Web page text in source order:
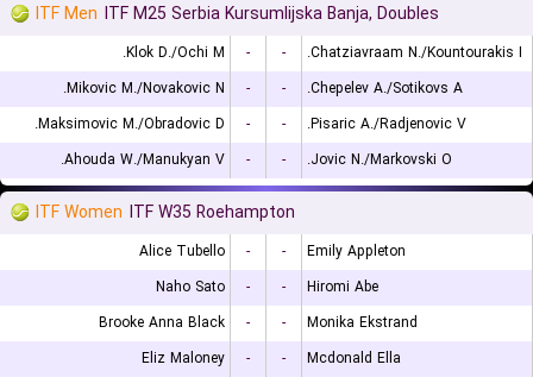
ITF Men ITF M25 Serbia Kursumlijska Banja, Doubles
Klok D./Ochi M. - -
Chatziavraam N./Kountourakis I.
Mikovic M./Novakovic N.
- -
Chepelev A./Sotikovs A.
Maksimovic M./Obradovic D.
- -
Pisaric A./Radjenovic V.
Ahouda W./Manukyan V.
- - Jovic N./Markovski O.
ITF Women ITF W35 Roehampton
Alice Tubello - -
Emily Appleton
Naho Sato
- -
Hiromi Abe
Brooke Anna Black
- -
Monika Ekstrand
Eliz Maloney
- -
Mcdonald Ella